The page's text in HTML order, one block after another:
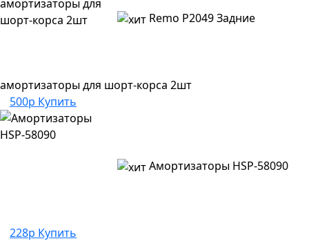
Remo P2049 Задние
амортизаторы для шорт-корса 2шт
500р Купить
Амортизаторы HSP-58090
228р Купить